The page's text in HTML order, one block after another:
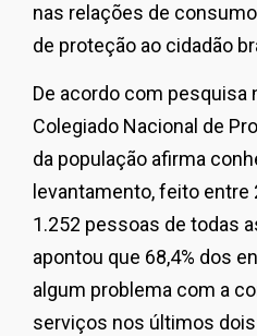
nas relações de
de proteção ao cidadão
De acordo com pesquisa
Colegiado Nacional de
da população afirma
levantamento, feito
1.252 pessoas de todas
apontou que 68,4% dos
algum problema com a
serviços nos últimos